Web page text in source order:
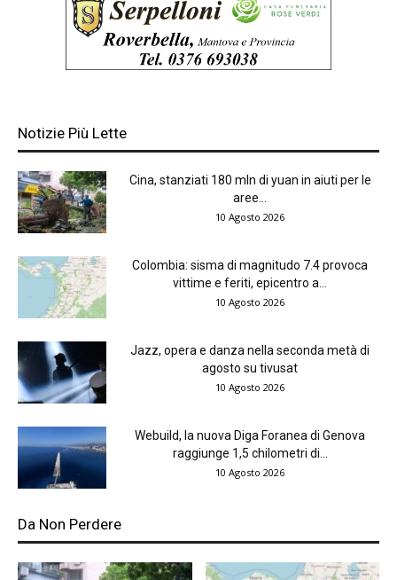
Notizie Più Lette
Cina, stanziati 180 mln di yuan in aiuti per le
aree...
10 Agosto 2026
Colombia: sisma di magnitudo 7.4 provoca
vittime e feriti, epicentro a...
10 Agosto 2026
Jazz, opera e danza nella seconda metà di
agosto su tivusat
10 Agosto 2026
Webuild, la nuova Diga Foranea di Genova
raggiunge 1,5 chilometri di...
10 Agosto 2026
Da Non Perdere